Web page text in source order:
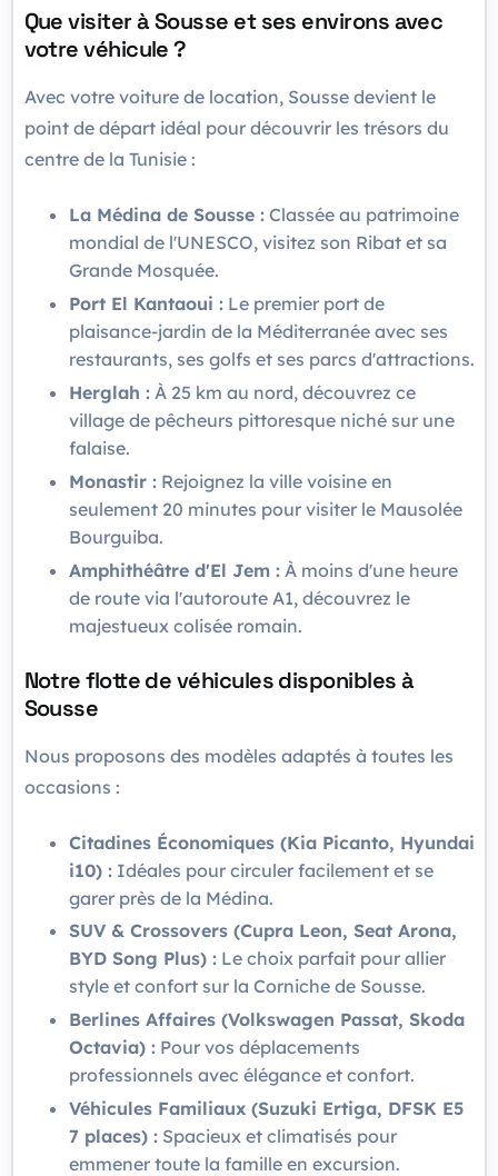
Que visiter à Sousse et ses environs avec
votre véhicule ?
Avec votre voiture de location, Sousse devient le
point de départ idéal pour découvrir les trésors du
centre de la Tunisie :
La Médina de Sousse :Classée au patrimoine
mondial de l'UNESCO, visitez son Ribat et sa
Grande Mosquée.
Port El Kantaoui :Le premier port de
plaisance-jardin de la Méditerranée avec ses
restaurants, ses golfs et ses parcs d'attractions.
Herglah :À 25 km au nord, découvrez ce
village de pêcheurs pittoresque niché sur une
falaise.
Monastir :Rejoignez la ville voisine en
seulement 20 minutes pour visiter le Mausolée
Bourguiba.
Amphithéâtre d'El Jem :À moins d'une heure
de route via l'autoroute A1, découvrez le
majestueux colisée romain.
Notre flotte de véhicules disponibles à
Sousse
Nous proposons des modèles adaptés à toutes les
occasions :
Citadines Économiques (Kia Picanto, Hyundai
i10) :Idéales pour circuler facilement et se
garer près de la Médina.
SUV & Crossovers (Cupra Leon, Seat Arona,
BYD Song Plus) :Le choix parfait pour allier
style et confort sur la Corniche de Sousse.
Berlines Affaires (Volkswagen Passat, Skoda
Octavia) :Pour vos déplacements
professionnels avec élégance et confort.
Véhicules Familiaux (Suzuki Ertiga, DFSK E5
7 places) :Spacieux et climatisés pour
emmener toute la famille en excursion.